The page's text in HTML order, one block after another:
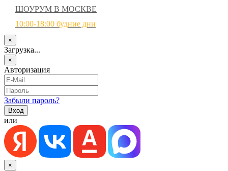
ШОУРУМ В МОСКВЕ
10:00-18:00 будние дни
×
Загрузка...
×
Авторизация
Забыли пароль?
или
×